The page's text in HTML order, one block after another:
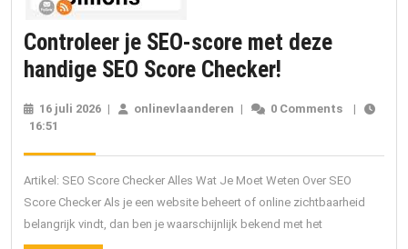
Controleer je SEO-score met deze
handige SEO Score Checker!
score
met
deze
handige
16 juli 2026 16
| onlinevlaanderen onlinevlaanderen
| 0 Comments
|
16:51
Artikel: SEO Score Checker Alles Wat Je Moet Weten Over SEO
Score Checker Als je een website beheert of online zichtbaarheid
belangrijk vindt, dan ben je waarschijnlijk bekend met het